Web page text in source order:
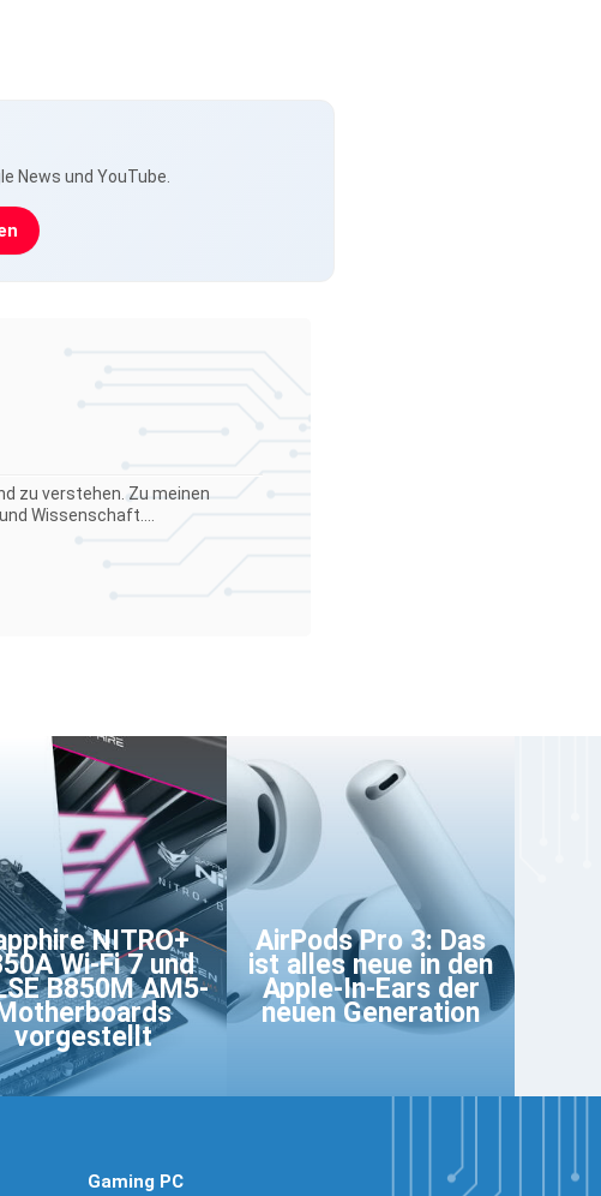
News und YouTube.
zu verstehen. Zu meinen
Wissenschaft....
NITRO+
Wi-Fi 7 und
B850M AM5-
vorgestellt
AirPods Pro 3: Das
ist alles neue in den
Apple-In-Ears der
neuen Generation
Gaming PC